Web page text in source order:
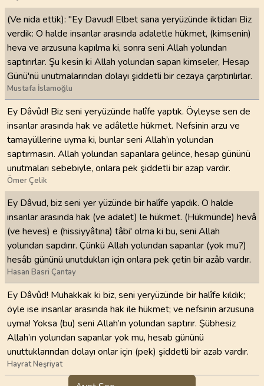
(Ve nida ettik): "Ey Davud! Elbet sana yeryüzünde iktidarı Biz
verdik: O halde insanlar arasında adaletle hükmet, (kimsenin)
heva ve arzusuna kapılma ki, sonra seni Allah yolundan
saptırırlar. Şu kesin ki Allah yolundan sapan kimseler, Hesap
Günü'nü unutmalarından dolayı şiddetli bir cezaya çarptırılırlar.
Mustafa İslamoğlu
Ey Dâvûd! Biz seni yeryüzünde halîfe yaptık. Öyleyse sen de
insanlar arasında hak ve adâletle hükmet. Nefsinin arzu ve
tamayüllerine uyma ki, bunlar seni Allah’ın yolundan
saptırmasın. Allah yolundan sapanlara gelince, hesap gününü
unutmaları sebebiyle, onlara pek şiddetli bir azap vardır.
Ömer Çelik
Ey Dâvud, biz seni yer yüzünde bir halîfe yapdık. O halde
insanlar arasında hak (ve adalet) le hükmet. (Hükmünde) hevâ
(ve heves) e (hissiyyâtına) tâbi' olma ki bu, seni Allah
yolundan sapdırır. Çünkü Allah yolundan sapanlar (yok mu?)
hesâb gününü unutdukları için onlara pek çetin bir azâb vardır.
Hasan Basri Çantay
Ey Dâvûd! Muhakkak ki biz, seni yeryüzünde bir halîfe kıldık;
öyle ise insanlar arasında hak ile hükmet; ve nefsinin arzusuna
uyma! Yoksa (bu) seni Allah’ın yolundan saptırır. Şübhesiz
Allah’ın yolundan sapanlar yok mu, hesab gününü
unuttuklarından dolayı onlar için (pek) şiddetli bir azab vardır.
Hayrat Neşriyat